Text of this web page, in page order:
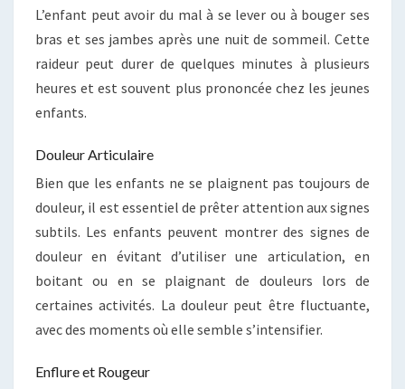
L’enfant peut avoir du mal à se lever ou à bouger ses
bras et ses jambes après une nuit de sommeil. Cette
raideur peut durer de quelques minutes à plusieurs
heures et est souvent plus prononcée chez les jeunes
enfants.
Douleur Articulaire
Bien que les enfants ne se plaignent pas toujours de
douleur, il est essentiel de prêter attention aux signes
subtils. Les enfants peuvent montrer des signes de
douleur en évitant d’utiliser une articulation, en
boitant ou en se plaignant de douleurs lors de
certaines activités. La douleur peut être fluctuante,
avec des moments où elle semble s’intensifier.
Enflure et Rougeur